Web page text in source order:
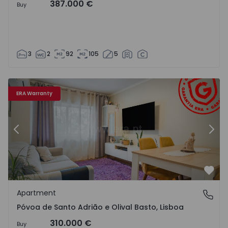
Buy 387.000 €
3 2 92 105 5
ERA Warranty
- 1565443 - 15
Apartment T2 Odivelas, Póvoa de Santo Adrião e Olival
Previous
Póvoa de Santo Adrião e Olival Basto, Lisboa
Apartment
Póvoa de Santo Adrião e Olival Basto, Lisboa
Buy 310.000 €